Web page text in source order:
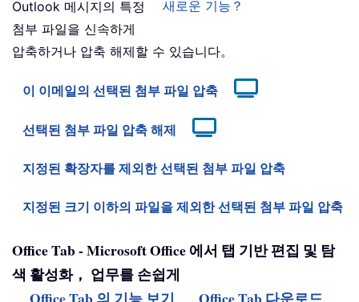
새로운 기능？
Outlook 메시지의 특정
첨부 파일을 신속하게
압축하거나 압축 해제할 수 있습니다。
이 이메일의 선택된 첨부 파일 압축
선택된 첨부 파일 압축 해제
지정된 확장자를 제외한 선택된 첨부 파일 압축
지정된 크기 이하의 파일을 제외한 선택된 첨부 파일 압축
Office Tab - Microsoft Office 에서 탭 기반 편집 및 탐
색 활성화， 업무를 손쉽게